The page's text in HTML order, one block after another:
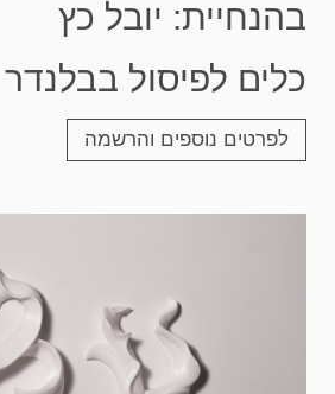
בהנחיית: יובל כץ
כלים לפיסול בבלנדר
לפרטים נוספים והרשמה